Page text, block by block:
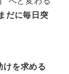
だに毎日突
けを求める